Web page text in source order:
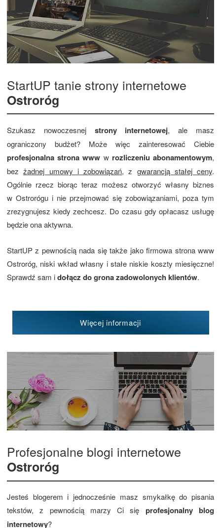
StartUP tanie strony internetowe
Ostroróg
Szukasz nowoczesnej strony internetowej, ale masz
ograniczony budżet? Może więc zainteresować Ciebie
profesjonalna strona www w rozliczeniu abonamentowym,
bezżadnej umowy i zobowiązań, z gwarancją stałej ceny.
Ogólnie rzecz biorąc teraz możesz otworzyć własny biznes
w Ostrorógu i nie przejmować się zobowiązaniami, poza tym
zrezygnujesz kiedy zechcesz. Do czasu gdy opłacasz usługę
będzie ona aktywna.
StartUP z pewnością nada się także jako firmowa strona www
Ostroróg, niski wkład własny i stałe niskie koszty miesięczne!
Sprawdź sam idołącz do grona zadowolonych klientów.
Więcej informacji
Profesjonalne blogi internetowe
Ostroróg
Jesteś blogerem i jednocześnie masz smykałkę do pisania
tekstów, z pewnością marzy Ci się profesjonalny blog
internetowy?